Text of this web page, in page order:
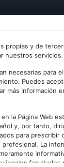
propias y de
nuestros servicios.
necesarias para
Puedes
más información
la Página Web
y, por tanto,
para prescribir
La
facultados
PUBLICIDAD